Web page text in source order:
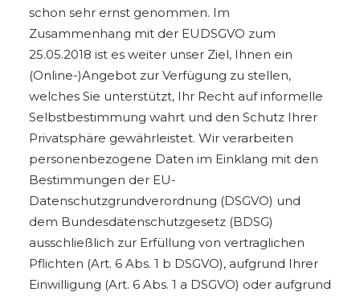
schon sehr ernst genommen. Im
Zusammenhang mit der EUDSGVO zum
25.05.2018 ist es weiter unser Ziel, Ihnen ein
(Online-)Angebot zur Verfügung zu stellen,
welches Sie unterstützt, Ihr Recht auf informelle
Selbstbestimmung wahrt und den Schutz Ihrer
Privatsphäre gewährleistet. Wir verarbeiten
personenbezogene Daten im Einklang mit den
Bestimmungen der EU-
Datenschutzgrundverordnung (DSGVO) und
dem Bundesdatenschutzgesetz (BDSG)
ausschließlich zur Erfüllung von vertraglichen
Pflichten (Art. 6 Abs. 1 b DSGVO), aufgrund Ihrer
Einwilligung (Art. 6 Abs. 1 a DSGVO) oder aufgrund